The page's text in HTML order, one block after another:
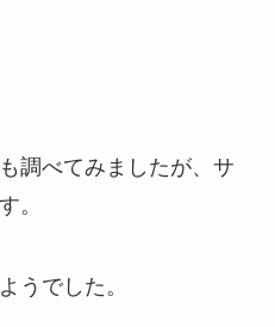
調べてみましたが、サ
。
うでした。